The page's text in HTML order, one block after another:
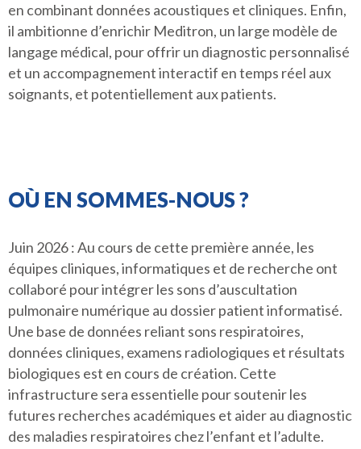
en combinant données acoustiques et cliniques. Enfin,
il ambitionne d’enrichir Meditron, un large modèle de
langage médical, pour offrir un diagnostic personnalisé
et un accompagnement interactif en temps réel aux
soignants, et potentiellement aux patients.
OÙ EN SOMMES-NOUS ?
Juin 2026 : Au cours de cette première année, les
équipes cliniques, informatiques et de recherche ont
collaboré pour intégrer les sons d’auscultation
pulmonaire numérique au dossier patient informatisé.
Une base de données reliant sons respiratoires,
données cliniques, examens radiologiques et résultats
biologiques est en cours de création. Cette
infrastructure sera essentielle pour soutenir les
futures recherches académiques et aider au diagnostic
des maladies respiratoires chez l’enfant et l’adulte.